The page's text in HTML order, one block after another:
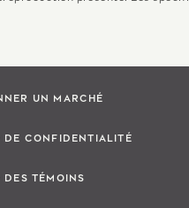
UN MARCHÉ
DE CONFIDENTIALITÉ
DES TÉMOINS